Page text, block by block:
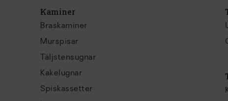
Kaminer
Braskaminer
Murspisar
Täljstensugnar
Kakelugnar
Spiskassetter